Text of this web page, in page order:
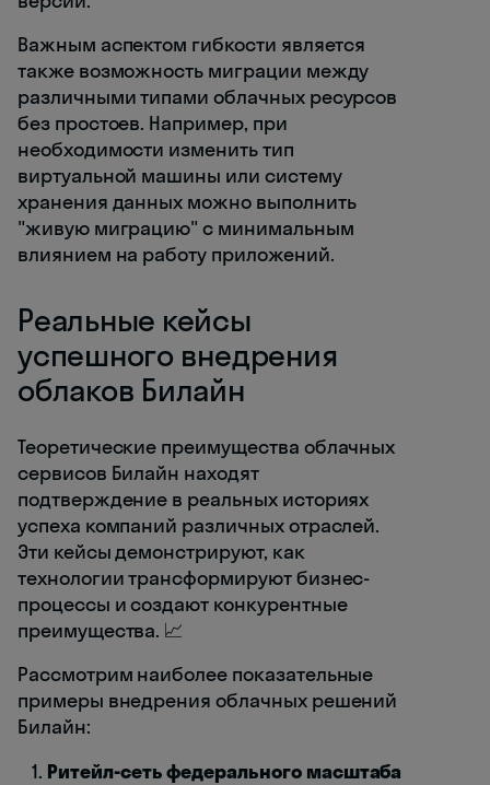
Важным аспектом гибкости является
также возможность миграции между
различными типами облачных ресурсов
без простоев. Например, при
необходимости изменить тип
виртуальной машины или систему
хранения данных можно выполнить
"живую миграцию" с минимальным
влиянием на работу приложений.
Реальные кейсы
успешного внедрения
облаков Билайн
Теоретические преимущества облачных
сервисов Билайн находят
подтверждение в реальных историях
успеха компаний различных отраслей.
Эти кейсы демонстрируют, как
технологии трансформируют бизнес-
процессы и создают конкурентные
преимущества. 📈
Рассмотрим наиболее показательные
примеры внедрения облачных решений
Билайн:
Ритейл-сеть федерального масштаба